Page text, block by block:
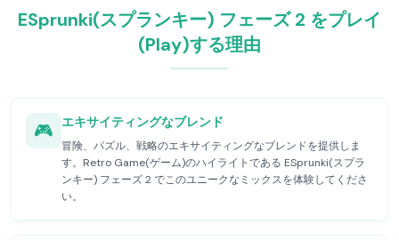
ESprunki(スプランキー) フェーズ 2 をプレイ
(Play)する理由
🎮 エキサイティングなブレンド
冒険、パズル、戦略のエキサイティングなブレンドを提供しま
す。Retro Game(ゲーム)のハイライトである ESprunki(スプラ
ンキー) フェーズ 2 でこのユニークなミックスを体験してくださ
い。